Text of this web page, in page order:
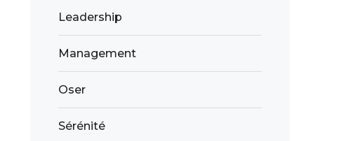
Leadership
Management
Oser
Sérénité